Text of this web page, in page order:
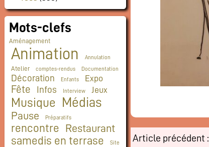
Article précédent :
Mots-clefs
Aménagement
Animation Annulation
Atelier comptes-rendus Documentation
Décoration Enfants Expo
Fête Infos Interview Jeux
Musique Médias
Pause Préparatifs
rencontre Restaurant
samedis en terrase
Site